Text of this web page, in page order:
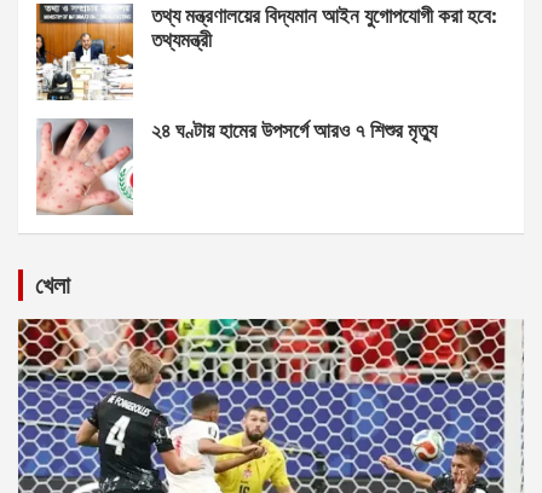
তথ্য মন্ত্রণালয়ের বিদ্যমান আইন যুগোপযোগী করা হবে:
তথ্যমন্ত্রী
২৪ ঘণ্টায় হামের উপসর্গে আরও ৭ শিশুর মৃত্যু
খেলা